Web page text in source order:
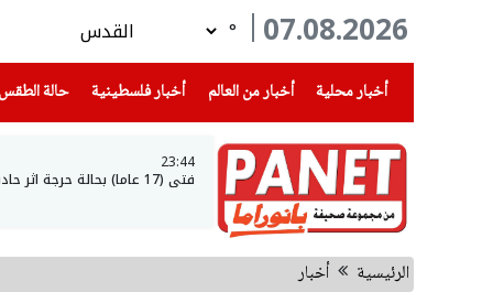
07.08.2026
°
أخبار محلية
(current) أخبار من العالم أخبار فلسطينية(current) حالة الطقس
23:44
فتى (17 عاما) بحالة حرجة اثر حادث طرق في عرعرة النقب
الرئيسية أخبار